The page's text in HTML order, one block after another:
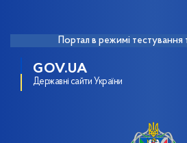
Портал в режимі тестування
GOV.UA
Державні сайти України